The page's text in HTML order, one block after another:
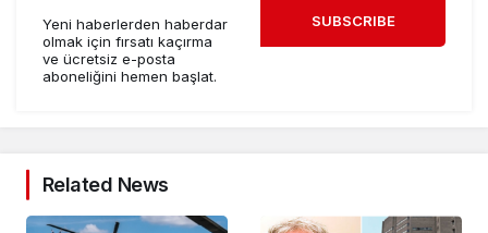
Yeni haberlerden haberdar
olmak için fırsatı kaçırma
ve ücretsiz e-posta
aboneliğini hemen başlat.
SUBSCRIBE
Related News